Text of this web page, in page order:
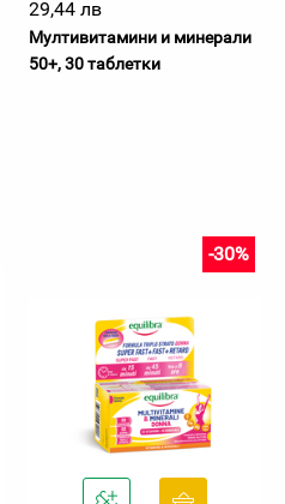
29,44 лв
Мултивитамини и минерали
50+, 30 таблетки
-30%